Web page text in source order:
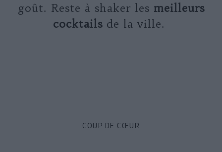
goût. Reste à shaker les meilleurs
cocktails de la ville.
COUP DE CŒUR